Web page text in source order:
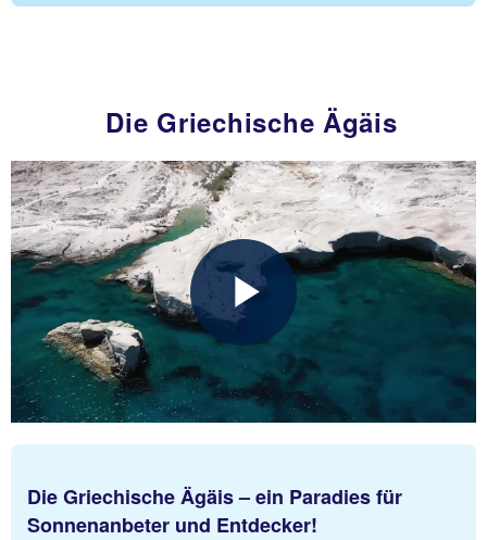
Die Griechische Ägäis
Die Griechische Ägäis – ein Paradies für
Sonnenanbeter und Entdecker!